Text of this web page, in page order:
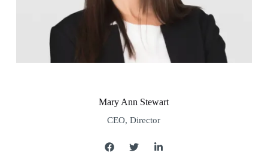
Mary Ann Stewart
CEO, Director